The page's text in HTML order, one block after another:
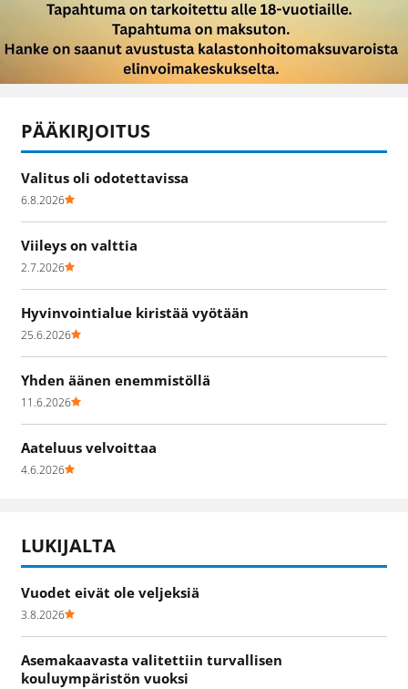
PÄÄKIRJOITUS
Valitus oli odotettavissa
6.8.2026
Viileys on valttia
2.7.2026
Hyvinvointialue kiristää vyötään
25.6.2026
Yhden äänen enemmistöllä
11.6.2026
Aateluus velvoittaa
4.6.2026
LUKIJALTA
Vuodet eivät ole veljeksiä
3.8.2026
Asemakaavasta valitettiin turvallisen
kouluympäristön vuoksi